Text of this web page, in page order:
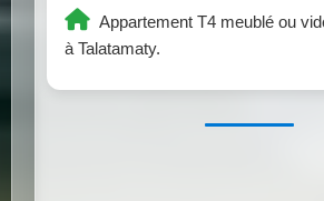
Appartement T4 meublé ou
à Talatamaty.